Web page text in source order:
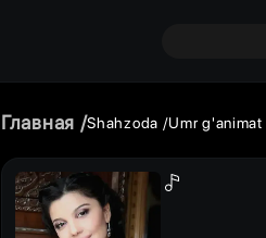
Главная Shahzoda Umr g'animat